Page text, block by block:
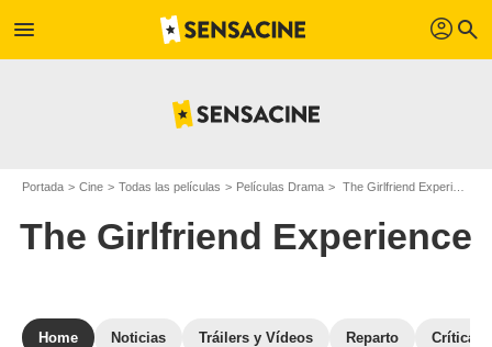
menu profil search
Portada Cine Todas las películas Películas Drama The Girlfriend Experience
The Girlfriend Experience
Home Noticias Tráilers y Vídeos Reparto Críticas